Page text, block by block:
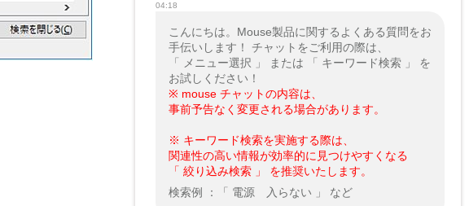
04:18
こんにちは。Mouse製品に関するよくある質問をお
手伝いします！ チャットをご利用の際は、
「 メニュー選択 」 または 「 キーワード検索 」 を
※ mouse チャットの内容は、
事前予告なく変更される場合があります。
※ キーワード検索を実施する際は、
関連性の高い情報が効率的に見つけやすくなる
「 絞り込み検索 」 を推奨いたします。
検索例 ：「 電源　入らない 」 など